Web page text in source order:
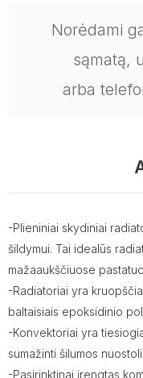
Norėdami
sąmatą,
arba
-Plieniniai skydiniai
šildymui. Tai idealūs
mažaaukščiuose
-Radiatoriai yra
baltaisiais epoksidinio
-Konvektoriai yra
sumažinti šilumos
-Pasirinktinai įrengtas